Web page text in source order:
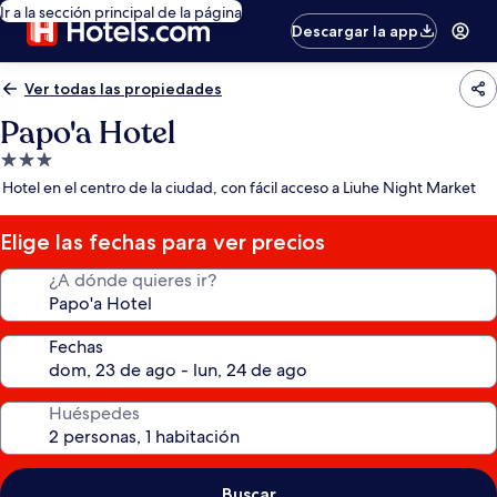
Ir a la sección principal de la página
Descargar la app
Ver todas las propiedades
Papo'a Hotel
Propiedad
de
estrellas
Hotel en el centro de la ciudad, con fácil acceso a Liuhe Night Market
Elige las fechas para ver precios
¿A dónde quieres ir?
Fechas
Huéspedes